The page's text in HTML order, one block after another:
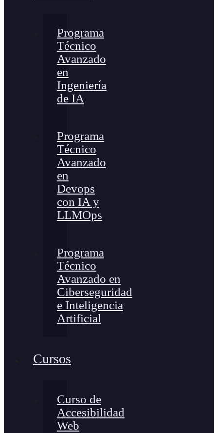
Programa
Técnico
Avanzado
en
Ingeniería
de IA
Programa
Técnico
Avanzado
en
Devops
con IA y
LLMOps
Programa
Técnico
Avanzado en
Ciberseguridad
e Inteligencia
Artificial
Cursos
Curso de
Accesibilidad
Web